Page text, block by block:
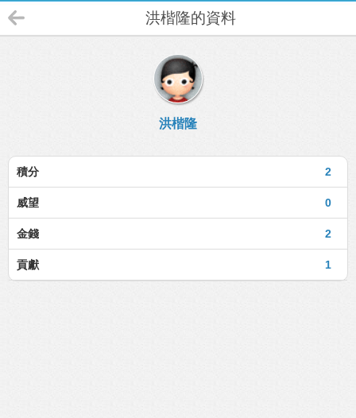
洪楷隆的資料
洪楷隆
2
積分
0
威望
2
金錢
1
貢獻